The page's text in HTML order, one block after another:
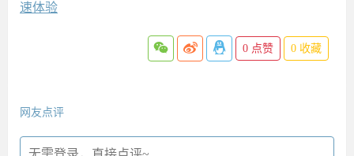
速体验
0 点赞 0 收藏
网友点评